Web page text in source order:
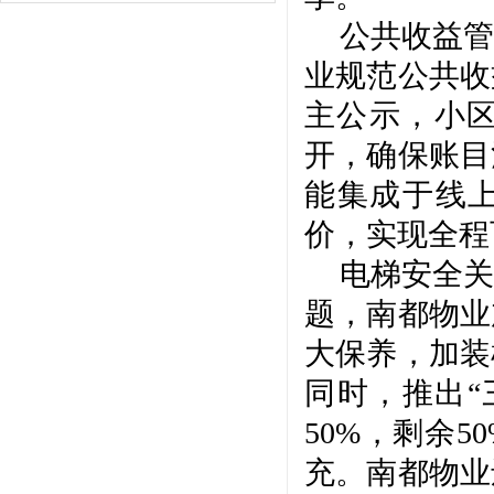
公共收益
业规范公共
主公示，小
开，确保账
能集成于线
价，实现全
电梯安全
题，南都物
大保养，加
同时，推出 “
50%，剩余
充。南都物